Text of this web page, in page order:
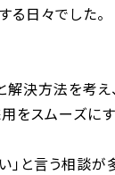
る日々でした。
決方法を考え
スムーズに
と言う相談が